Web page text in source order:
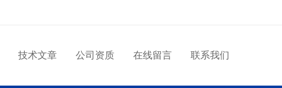
技术文章 公司资质 在线留言 联系我们